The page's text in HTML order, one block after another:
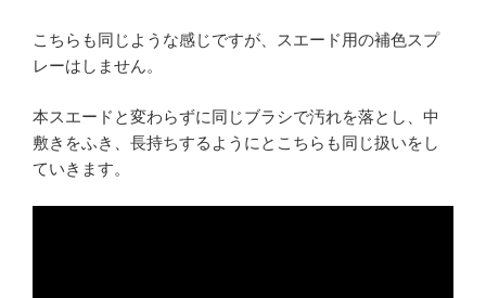
こちらも同じような感じですが、スエード用の補色スプ
レーはしません。
本スエードと変わらずに同じブラシで汚れを落とし、中
敷きをふき、長持ちするようにとこちらも同じ扱いをし
ていきます。